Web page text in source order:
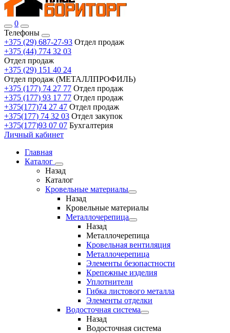
0
Телефоны
+375 (29) 687-27-93 Отдел продаж
+375 (44) 774 32 03
Отдел продаж
+375 (29) 151 40 24
Отдел продаж (МЕТАЛЛПРОФИЛЬ)
+375 (177) 74 27 77 Отдел продаж
+375 (177) 93 17 77 Отдел продаж
+375(177)74 27 47 Отдел продаж
+375(177) 74 32 03 Отдел закупок
+375(177)93 07 07 Бухгалтерия
Личный кабинет
Главная
Каталог
Назад
Каталог
Кровельные материалы
Назад
Кровельные материалы
Металлочерепица
Назад
Металлочерепица
Кровельная вентиляция
Металлочерепица
Элементы безопастности
Крепежные изделия
Уплотнители
Гибка листового металла
Элементы отделки
Водосточная система
Назад
Водосточная система